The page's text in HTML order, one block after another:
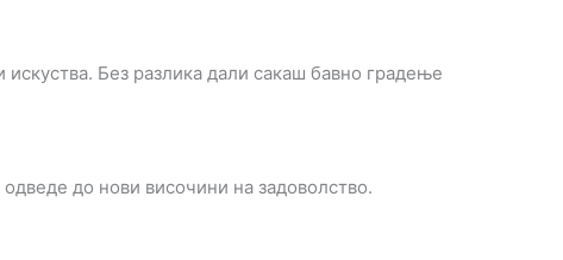
Без разлика дали сакаш бавно градење
до нови височини на задоволство.